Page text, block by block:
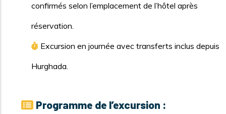
confirmés selon l’emplacement de l’hôtel après
réservation.
Excursion en journée avec transferts inclus depuis
Hurghada.
Programme de l’excursion :